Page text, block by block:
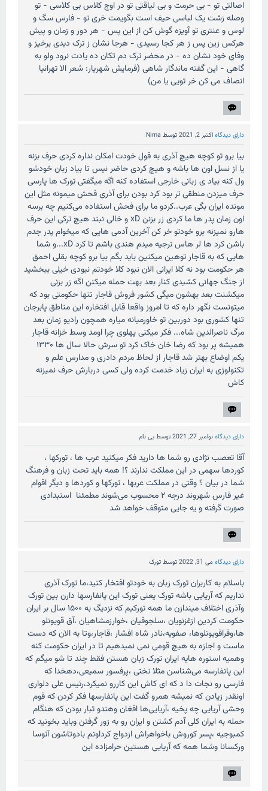
اصالتی تو - بی حرمت و بی لیاقتی تو در اوج کلاس بی کلاسی - تو
وصله زشت یک لباسی حیف است بگویمت خری تو - فارس سگ و
لوس و عنتری تو آویزه گوش کن از این پس - هر دور و زمان و پیش
هرکس زین پس ز هر کجا رسیدی - هرجا نشان ز ترک دیدی برخیز و
وفای خود نشان ده - در محضر ترک دم تکان ده یادت نرود ولو به
گاهی - این گفته ماندگار شاهی (فرمایش شهریار: شعر الا تهرانیا
انصاف می کن خر تویی یا من)
دارای دیدگاهاکتبر 2, 2021 توسط Nima
بیا برو تو کوچه هیچ آذری به قول خودت امکان نداره کردی حرف بزنه
یا از نسل اون ها باشه و هیچ کردی حاضر نیس تا بیاد زبان خودشو
ول کنه بیاد ی زبانی خارجی استفاده کنه اگه میگفتی تورک ها پارسی
حرف میزدن منطقی تر بود کرد بودن برای آذری فحش میمونه مثل این
مونده ایران بگی عرب..کردو ما برای فحش استفاده می‌کنیم چه برسه
اون زمان پدر ها ما کردی زر بزنن xD و خالی نبند هیچ ترکی این حرف
هارو نمیزنه برو خودتو خر کن آخرین آدمی هایی که میخوام پدر جدم
باشن کرد ها لر هاس ترجیه میدم هندی باشم تا کرد xD...و شما
هایی که به قاجار توهین میکنین باید بگم بیا برو کوچه بقلی احمق
هر حکومت بود نه کلا ایرانی الان نبود کلا خودتم نبودی خیلی ببخشید
از جنگ جهانی کشیدی کنار بعد بهت حمله میکنن اگه زر بزنی
میکشنت بعد بهشون میگی کشور فروش قاجار تنها حکومتی بود که
میتونست نگهر داره که تا امروز واقعا قابل افتخاره این مناطق پابرجان
تنها کشوری بود دوربین تو خاورمیانه میاره همچون رادیو زمان بعد
مرگ ناصرالدین شاه... فکر میکنی پهلوی چرا اومد وسط خزانه قاجار
همیشه پر بود که رضا خان خاک کرد تو سرش حالا سال ها ۱۳۳۰
یکم اوضاع بهتر شد قاجار از لحاظ مردم دادری و مدارس علم و
تکنولوژی به ایران زیاد خدمت کرده ولی کسی دربارش حرف نمیزنه
کاش
دارای دیدگاهنوامبر 27, 2021 توسطبی نام
آقا تعصب نژادی رو شما ها دارید فکر میکنید عرب ها ، تورکها ،
کوردها سهمی در این مملکت ندارند ؟! همه باید تحت زبان و فرهنگ
شما در بیان ؟ وقتی در مملکت عربها ، تورکها و کوردها و دیگر اقوام
غیر فارس شهروند درجه ۲ محسوب می‌شوند مطمئنا استبدادی
صورت گرفته و یه جایی متوقف خواهد شد
دارای دیدگاهمی 31, 2022 توسطتورک
باسلام به کاربران تورک زبان به خودتو افتخار کنید،ما تورک آذری
نداریم که آریایی باشه تورک یعنی تورک این پانفارسها دارن بین تورک
وآذری اختلاف میندازن ما همه تورکیم که نزدیگ به ۱۵۰۰ سال بر ایران
حکومت کردین ازغزنویان ،سلجوقیان ،خوارزمشاهیان ،آق قویونلو
ها،وقراقویونلوها، صفویه،نادر شاه افشار ،قاجار،وتا به الان که دست
ماست و اجازه به هیچ قومی نمی نمیدهیم تا در ایران حکومت کنه
وهمیه استوره هایه ایران تورک زبان هستن فقط چند تا شو میگم که
این پانفارسه می‌شناسن مثلا تختی ،پرفسور سمیعی،دهخدا که
فارسی رو نجات دا د که ای کاش این کاررو نمیکرد،رئیس علی دلواری
اونقدر زیادن که نمیشه همرو گفت این پانفارسها فکر کردن که قوم
وحشی آریایی چه پخیه ،آریایی‌ها افغان وهندو تبار بودن که هنگام
حمله به ایران کلی آدم کشتن و ایران رو به زور گرفتن وباید بخونید که
کمبوجيه ،پسر کوروش باخواهراش ازدواج کرداونم بادوتاشون آتوسا
ورکسانا وشما همه که آریایی هستین حرامزاده این